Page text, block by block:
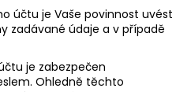
účtu je Vaše povinnost uvést
zadávané údaje a v případě
je zabezpečen
Ohledně těchto